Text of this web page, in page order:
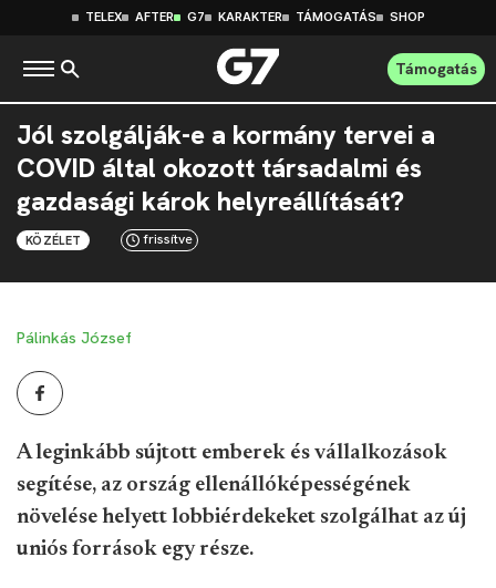
TELEX AFTER G7 KARAKTER TÁMOGATÁS SHOP
Támogatás
Jól szolgálják-e a kormány tervei a
COVID által okozott társadalmi és
gazdasági károk helyreállítását?
KÖZÉLET frissítve
Pálinkás József
A leginkább sújtott emberek és vállalkozások
segítése, az ország ellenállóképességének
növelése helyett lobbiérdekeket szolgálhat az új
uniós források egy része.